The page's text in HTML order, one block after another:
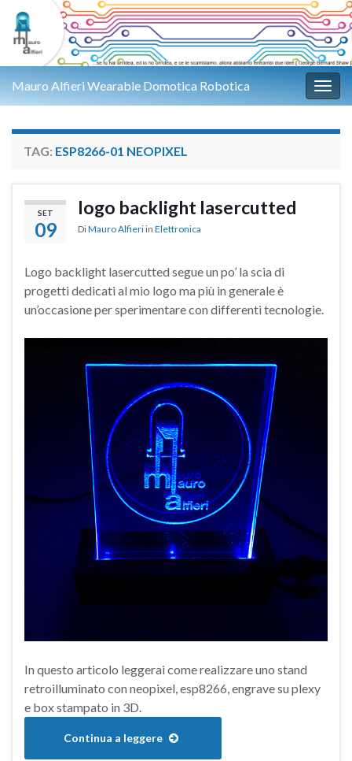
Mauro Alfieri Wearable Domotica Robotica
TAG: ESP8266-01 NEOPIXEL
SET
09
logo backlight lasercutted
DiMauro Alfieri in Elettronica
Logo backlight lasercutted segue un po’ la scia di
progetti dedicati al mio logo ma più in generale è
un’occasione per sperimentare con differenti tecnologie.
In questo articolo leggerai come realizzare uno stand
retroilluminato con neopixel, esp8266, engrave su plexy
e box stampato in 3D.
Continua a leggere